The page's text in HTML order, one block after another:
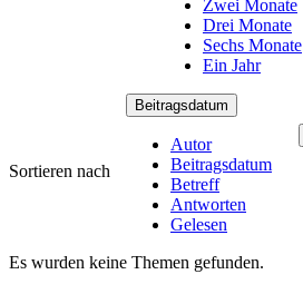
Zwei Monate
Drei Monate
Sechs Monate
Ein Jahr
Sortieren nach
Beitragsdatum
Autor
Beitragsdatum
Betreff
Antworten
Gelesen
Es wurden keine Themen gefunden.